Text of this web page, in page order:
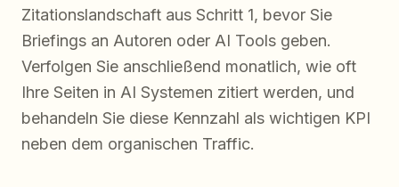
Zitationslandschaft aus Schritt 1, bevor Sie
Briefings an Autoren oder AI Tools geben.
Verfolgen Sie anschließend monatlich, wie oft
Ihre Seiten in AI Systemen zitiert werden, und
behandeln Sie diese Kennzahl als wichtigen KPI
neben dem organischen Traffic.